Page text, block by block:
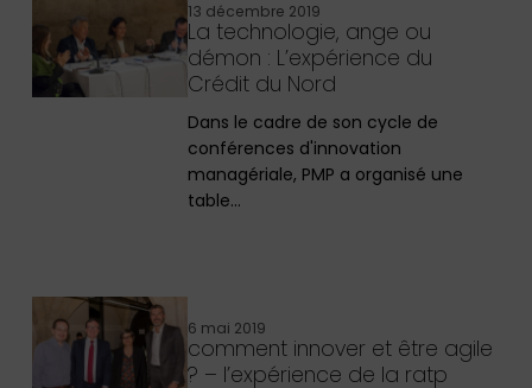
13 décembre 2019
La technologie, ange ou
démon : L’expérience du
Crédit du Nord
Dans le cadre de son cycle de
conférences d'innovation
managériale, PMP a organisé une
table…
6 mai 2019
comment innover et être agile
? – l’expérience de la ratp